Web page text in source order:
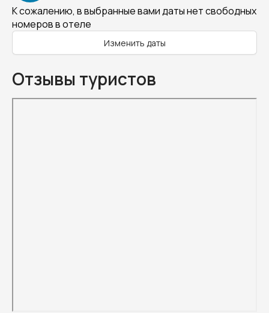
К сожалению, в выбранные вами даты нет свободных
номеров в отеле
Изменить даты
Отзывы туристов